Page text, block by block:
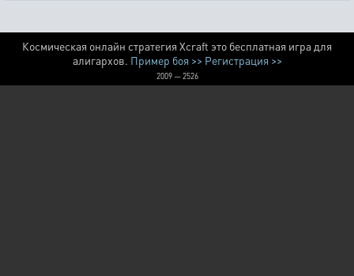
Космическая онлайн стратегия Xcraft это бесплатная игра для
алигархов. Пример боя >> Регистрация >>
2009 — 2526